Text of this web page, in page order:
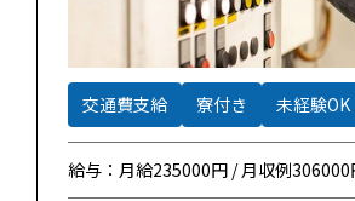
交通費支給 寮付き 未経験OK
給与：月給235000円 / 月収例306000